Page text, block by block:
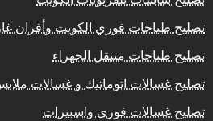
تصليح طباخات فوري الكويت وأفران غاز
تصليح طباخات متنقل الجهراء
تصليح غسالات اتوماتيك و غسالات
تصليح غسالات فوري واسبيرات